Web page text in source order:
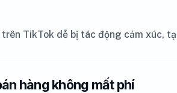
trên TikTok dễ bị tác động cảm xúc,
hàng không mất phí